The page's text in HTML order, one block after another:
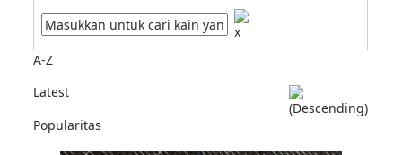
A-Z
Latest
Popularitas